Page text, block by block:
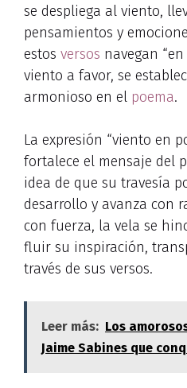
se despliega al viento,
pensamientos y
estos versos navegan
viento a favor, se
armonioso en el poema.
La expresión “viento en
fortalece el mensaje del
idea de que su travesía
desarrollo y avanza con
con fuerza, la vela se
fluir su inspiración,
través de sus versos.
Leer más: Los
Jaime Sabines que